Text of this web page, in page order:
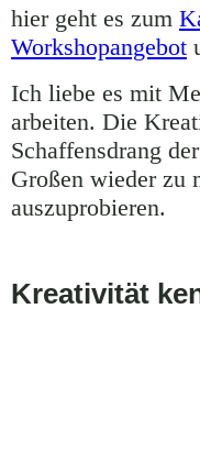
hier geht es zum
Workshopangebot
Ich liebe es mit
arbeiten. Die
Schaffensdrang
Großen wieder zu
auszuprobieren.
Kreativität